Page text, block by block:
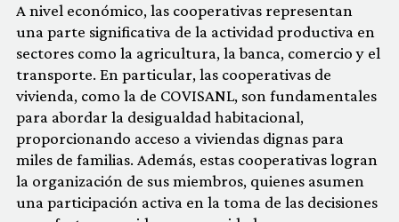
A nivel económico, las cooperativas representan
una parte significativa de la actividad productiva en
sectores como la agricultura, la banca, comercio y el
transporte. En particular, las cooperativas de
vivienda, como la de COVISANL, son fundamentales
para abordar la desigualdad habitacional,
proporcionando acceso a viviendas dignas para
miles de familias. Además, estas cooperativas logran
la organización de sus miembros, quienes asumen
una participación activa en la toma de las decisiones